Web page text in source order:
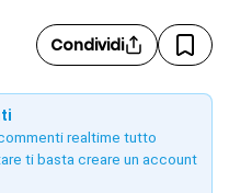
Condividi
realtime tutto
ti basta creare un account